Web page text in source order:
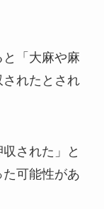
「大麻や麻
れたとされ
された」と
可能性があ